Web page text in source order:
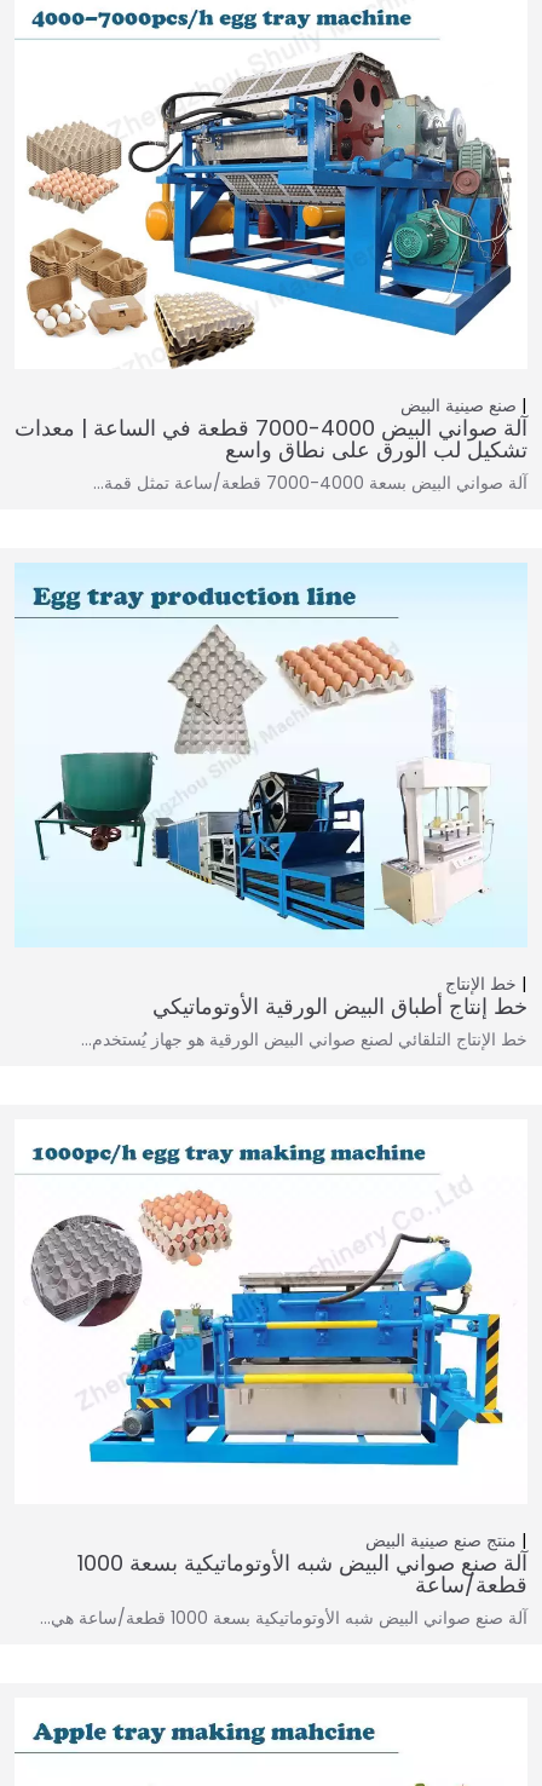
صنع صينية البيض
آلة صواني البيض 4000-7000 قطعة في الساعة | معدات
تشكيل لب الورق على نطاق واسع
آلة صواني البيض بسعة 4000-7000 قطعة/ساعة تمثل قمة…
خط الإنتاج
خط إنتاج أطباق البيض الورقية الأوتوماتيكي
خط الإنتاج التلقائي لصنع صواني البيض الورقية هو جهاز يُستخدم…
منتج صنع صينية البيض
آلة صنع صواني البيض شبه الأوتوماتيكية بسعة 1000
قطعة/ساعة
آلة صنع صواني البيض شبه الأوتوماتيكية بسعة 1000 قطعة/ساعة هي…